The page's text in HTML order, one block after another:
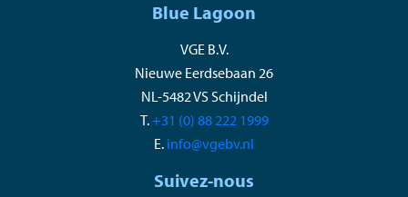
Blue Lagoon
VGE B.V.
Nieuwe Eerdsebaan 26
NL-5482 VS Schijndel
T.+31 (0) 88 222 1999
E. info@vgebv.nl
Suivez-nous